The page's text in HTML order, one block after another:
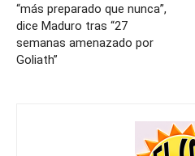
“más preparado que nunca”,
dice Maduro tras “27
semanas amenazado por
Goliath”